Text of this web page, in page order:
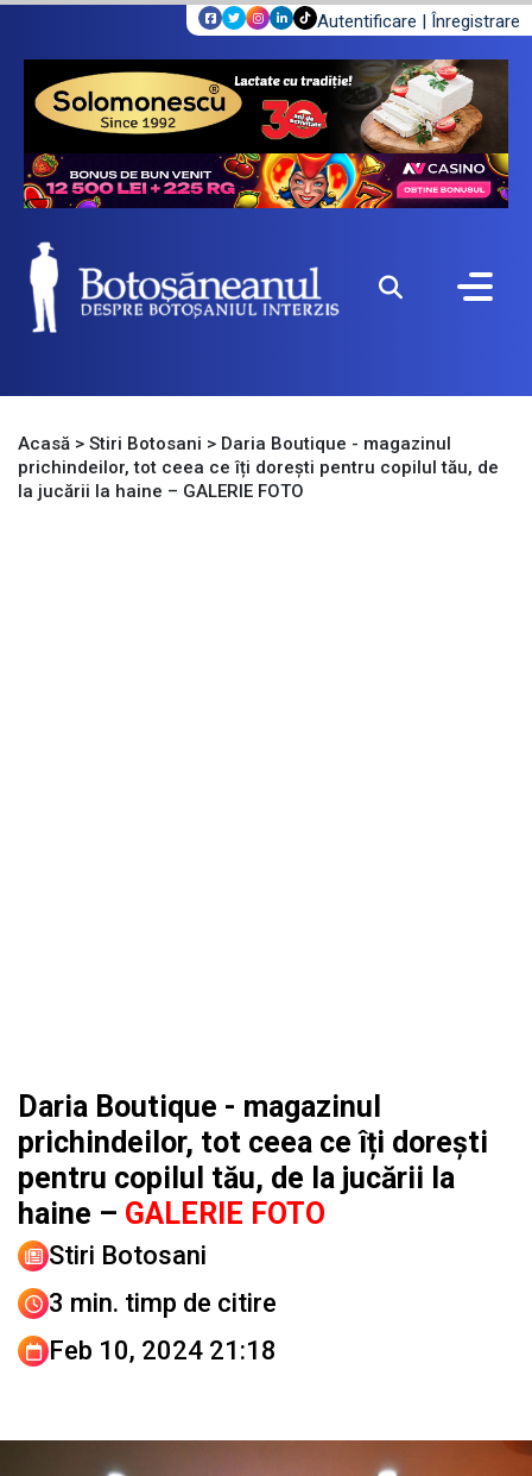
Autentificare | Înregistrare
Acasă > Stiri Botosani > Daria Boutique - magazinul
prichindeilor, tot ceea ce îți dorești pentru copilul tău, de
la jucării la haine – GALERIE FOTO
Daria Boutique - magazinul
prichindeilor, tot ceea ce îți dorești
pentru copilul tău, de la jucării la
haine – GALERIE FOTO
Stiri Botosani
3 min. timp de citire
Feb 10, 2024 21:18